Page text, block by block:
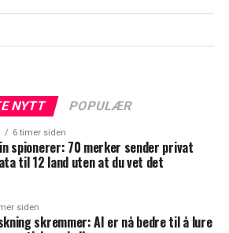
NYTT POPULÆR
6 timer siden
spionerer: 70 merker sender privat
til 12 land uten at du vet det
siden
skremmer: AI er nå bedre til å lure